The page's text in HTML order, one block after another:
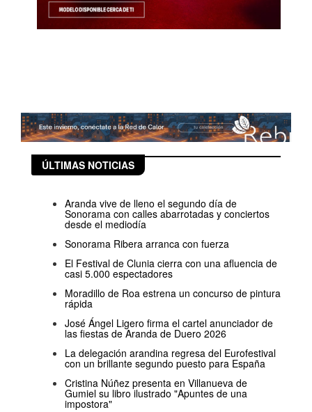
ÚLTIMAS NOTICIAS
Aranda vive de lleno el segundo día de
Sonorama con calles abarrotadas y conciertos
desde el mediodía
Sonorama Ribera arranca con fuerza
El Festival de Clunia cierra con una afluencia de
casi 5.000 espectadores
Moradillo de Roa estrena un concurso de pintura
rápida
José Ángel Ligero firma el cartel anunciador de
las fiestas de Aranda de Duero 2026
La delegación arandina regresa del Eurofestival
con un brillante segundo puesto para España
Cristina Núñez presenta en Villanueva de
Gumiel su libro ilustrado "Apuntes de una
impostora"